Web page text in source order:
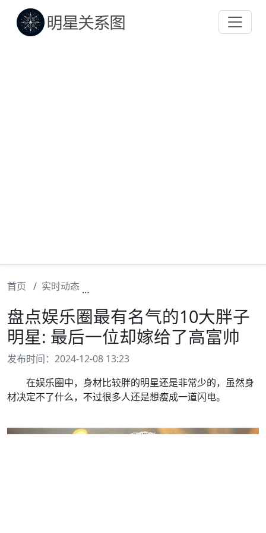
首页 实时动态
盘点娱乐圈最有名气的10大胖子
明星: 最后一位却嫁给了高富帅
发布时间：2024-12-08 13:23
在娱乐圈中，身材比较胖的明星还是非常少的，虽然身
材决定不了什么，不过很多人还是想瘦成一道闪电。